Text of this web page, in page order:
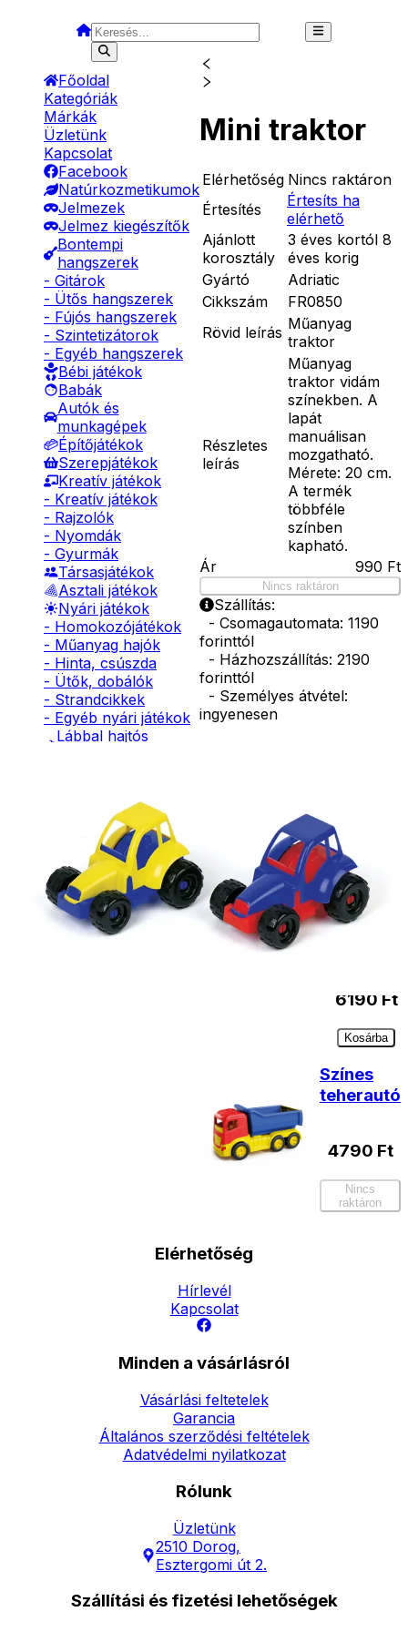
Főoldal
Kategóriák
Márkák
Üzletünk
Kapcsolat
Facebook
Natúrkozmetikumok
Jelmezek
Jelmez kiegészítők
Bontempi
hangszerek
- Gitárok
- Ütős hangszerek
- Fújós hangszerek
- Szintetizátorok
- Egyéb hangszerek
Bébi játékok
Babák
Autók és
munkagépek
Építőjátékok
Szerepjátékok
Kreatív játékok
- Kreatív játékok
- Rajzolók
- Nyomdák
- Gyurmák
Társasjátékok
Asztali játékok
Nyári játékok
- Homokozójátékok
- Műanyag hajók
- Hinta, csúszda
- Ütők, dobálók
- Strandcikkek
- Egyéb nyári játékok
Lábbal hajtós
Mini traktor
Elérhetőség Nincs raktáron
Értesítés
Értesíts ha
elérhető
Ajánlott
korosztály
3 éves kortól 8
éves korig
Gyártó
Adriatic
Cikkszám
FR0850
Rövid leírás Műanyag
traktor
Részletes
leírás
Műanyag
traktor vidám
színekben. A
lapát
manuálisan
mozgatható.
Mérete: 20 cm.
A termék
többféle
színben
kapható.
Ár
990 Ft
Nincs raktáron
Szállítás:
- Csomagautomata: 1190
forinttól
- Házhozszállítás: 2190
forinttól
- Személyes átvétel:
ingyenesen
Adriatic
New
Holland
Dömper
6190 Ft
Kosárba
Színes
teherautó
4790 Ft
Nincs
raktáron
Elérhetőség
Hírlevél
Kapcsolat
Minden a vásárlásról
Vásárlási feltetelek
Garancia
Általános szerződési feltételek
Adatvédelmi nyilatkozat
Rólunk
Üzletünk
2510 Dorog,
Esztergomi út 2.
Szállítási és fizetési lehetőségek